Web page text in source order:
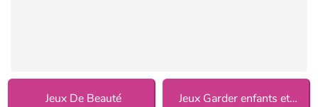
Jeux De Beauté Jeux Garder enfants et animaux